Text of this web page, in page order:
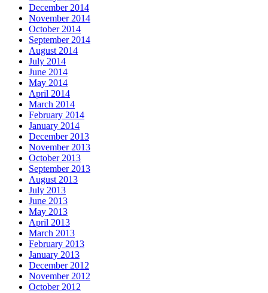
December 2014
November 2014
October 2014
September 2014
August 2014
July 2014
June 2014
May 2014
April 2014
March 2014
February 2014
January 2014
December 2013
November 2013
October 2013
September 2013
August 2013
July 2013
June 2013
May 2013
April 2013
March 2013
February 2013
January 2013
December 2012
November 2012
October 2012